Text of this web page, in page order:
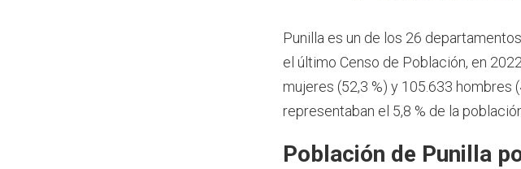
Punilla es un de los 26
el último Censo de Población, en
mujeres (52,3 %) y 105.633 hombres
representaban el 5,8 % de la
Población de Punilla